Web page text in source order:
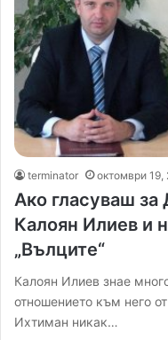
terminator октомври 19,
Ако гласуваш
Калоян Илиев и
„Вълците“
Калоян Илиев знае
отношението към него
Ихтиман никак…